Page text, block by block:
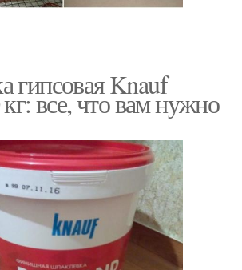
гипсовая Knauf
все, что вам нужно